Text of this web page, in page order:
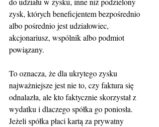
zysk, których beneficjentem bezpośrednio
albo pośrednio jest udziałowiec,
akcjonariusz, wspólnik albo podmiot
powiązany.
To oznacza, że dla ukrytego zysku
najważniejsze jest nie to, czy faktura się
odnalazła, ale kto faktycznie skorzystał z
wydatku i dlaczego spółka go poniosła.
Jeżeli spółka płaci kartą za prywatny